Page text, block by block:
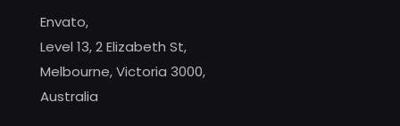
Envato,
Level 13, 2 Elizabeth St,
Melbourne, Victoria 3000,
Australia